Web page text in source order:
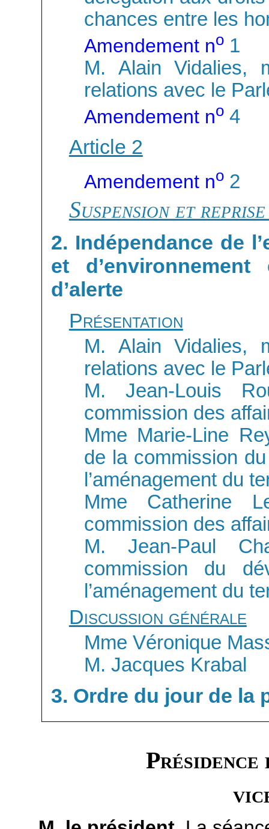
chances entre les
Amendement no 1
M. Alain Vidalies,
relations avec le
Amendement no 4
Article 2
Amendement no 2
Suspension et
2. Indépendance de
et
d’alerte
Présentation
M. Alain Vidalies,
relations avec le
M. Jean-Louis
commission des
Mme Marie-Line
de la commission
l’aménagement du
Mme Catherine
commission des
M. Jean-Paul
commission du
l’aménagement du
Discussion générale
Mme Véronique
M. Jacques Krabal
3. Ordre du jour de la